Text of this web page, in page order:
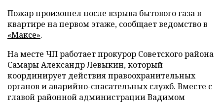
Пожар произошел после взрыва бытового газа в
квартире на первом этаже, сообщает ведомство в
«Максе».
На месте ЧП работает прокурор Советского района
Самары Александр Левыкин, который
координирует действия правоохранительных
органов и аварийно-спасательных служб. Вместе с
главой районной администрации Вадимом